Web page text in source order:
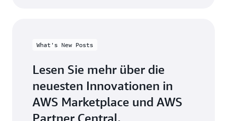
What's New Posts
Lesen Sie mehr über die
neuesten Innovationen in
AWS Marketplace und AWS
Partner Central.